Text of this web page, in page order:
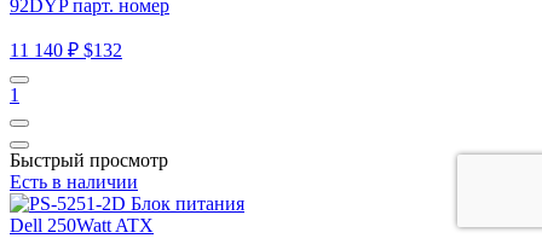
92DYP парт. номер
11 140 ₽ $132
1
Быстрый просмотр
Есть в наличии